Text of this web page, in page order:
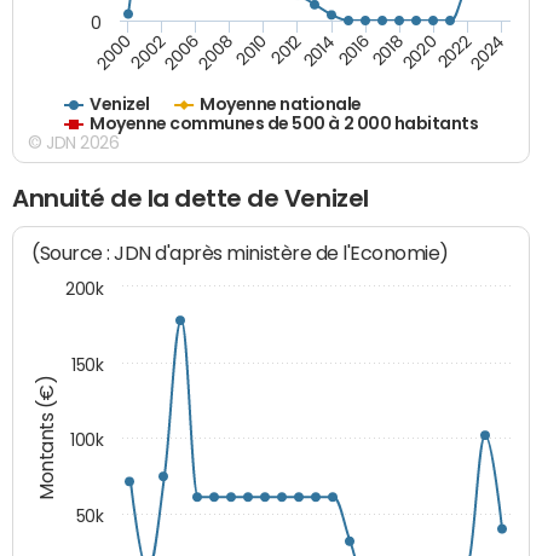
Venizel
Moyenne nationale
Moyenne communes de 500 à 2 000 habitants
200020022006200820102012201420162018202020222024
0
© JDN 2026
Annuité de la dette de Venizel
Montants (€)
(Source : JDN d'après ministère de l'Economie)
50k
100k
150k
200k